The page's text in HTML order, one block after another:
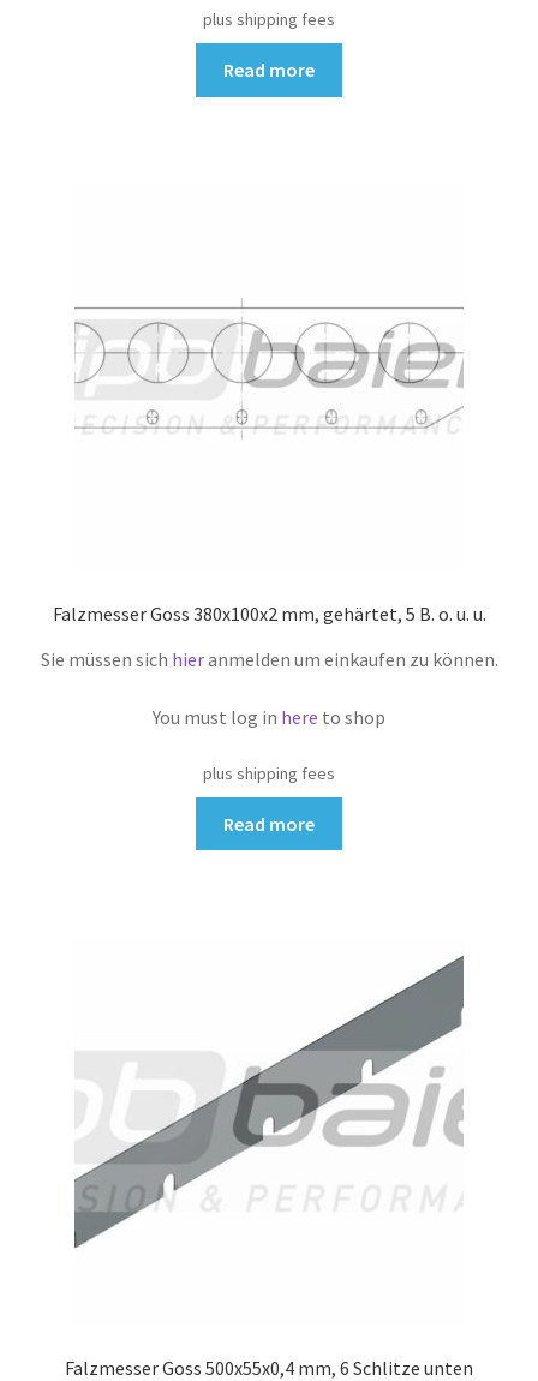
plus shipping fees
Read more
Falzmesser Goss 380x100x2 mm, gehärtet, 5 B. o. u. u.
Sie müssen sich hieranmelden um einkaufen zu können.
You must log in here to shop
plus shipping fees
Read more
Falzmesser Goss 500x55x0,4 mm, 6 Schlitze unten